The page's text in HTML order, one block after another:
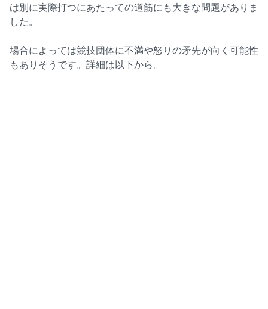
は別に実際打つにあたっての道筋にも大きな問題がありま
した。
場合によっては競技団体に不満や怒りの矛先が向く可能性
もありそうです。詳細は以下から。